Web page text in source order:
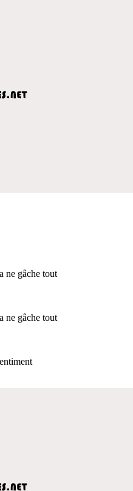
ne gâche tout
ne gâche tout